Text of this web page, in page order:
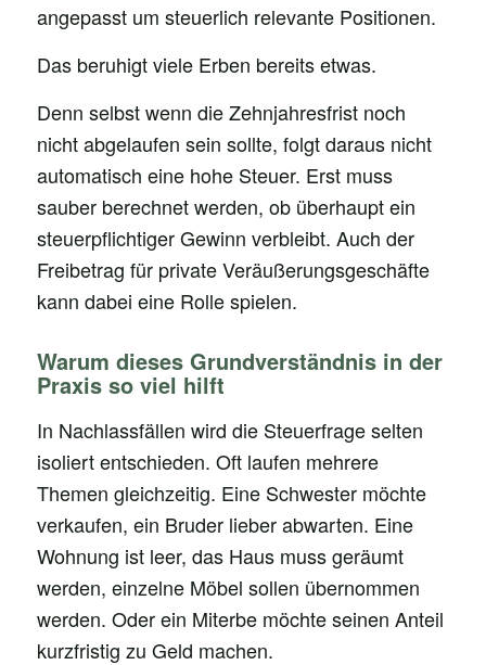
angepasst um steuerlich relevante Positionen.
Das beruhigt viele Erben bereits etwas.
Denn selbst wenn die Zehnjahresfrist noch
nicht abgelaufen sein sollte, folgt daraus nicht
automatisch eine hohe Steuer. Erst muss
sauber berechnet werden, ob überhaupt ein
steuerpflichtiger Gewinn verbleibt. Auch der
Freibetrag für private Veräußerungsgeschäfte
kann dabei eine Rolle spielen.
Warum dieses Grundverständnis in der
Praxis so viel hilft
In Nachlassfällen wird die Steuerfrage selten
isoliert entschieden. Oft laufen mehrere
Themen gleichzeitig. Eine Schwester möchte
verkaufen, ein Bruder lieber abwarten. Eine
Wohnung ist leer, das Haus muss geräumt
werden, einzelne Möbel sollen übernommen
werden. Oder ein Miterbe möchte seinen Anteil
kurzfristig zu Geld machen.